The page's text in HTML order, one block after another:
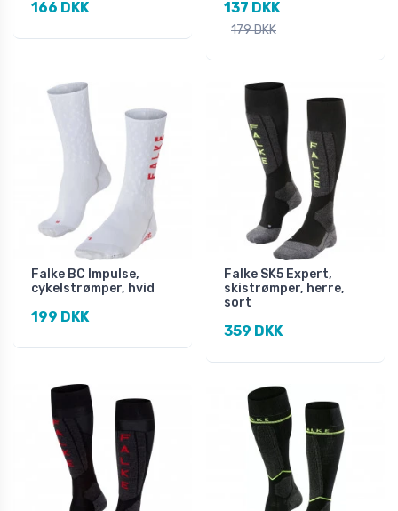
166 DKK 137 DKK
179 DKK
Falke BC Impulse,
cykelstrømper, hvid
199 DKK
Falke SK5 Expert,
skistrømper, herre,
sort
359 DKK